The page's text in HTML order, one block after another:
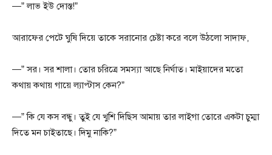
—” লাভ ইউ দোস্ত!”
আরাফের পেটে ঘুষি দিয়ে তাকে সরানোর চেষ্টা করে বলে উঠলো সাদাফ,
—” সর। সর শালা। তোর চরিত্রে সমস্যা আছে নির্ঘাত। মাইয়াদের মতো
কথায় কথায় গায়ে ল্যাপ্টাস কেন?”
—” কি যে কস বন্ধু। তুই যে খুশি দিছিস আমায় তার লাইগা তোরে একটা চুম্মা
দিতে মন চাইতাছে। দিমু নাকি?”